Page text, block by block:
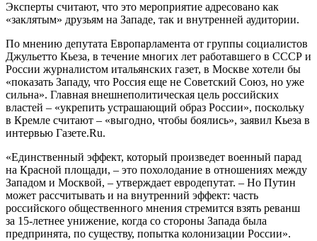
Эксперты считают, что это мероприятие адресовано как
«заклятым» друзьям на Западе, так и внутренней аудитории.
По мнению депутата Европарламента от группы социалистов
Джульетто Кьеза, в течение многих лет работавшего в СССР и
России журналистом итальянских газет, в Москве хотели бы
«показать Западу, что Россия еще не Советский Союз, но уже
сильна». Главная внешнеполитическая цель российских
властей – «укрепить устрашающий образ России», поскольку
в Кремле считают – «выгодно, чтобы боялись», заявил Кьеза в
интервью Газете.Ru.
«Единственный эффект, который произведет военный парад
на Красной площади, – это похолодание в отношениях между
Западом и Москвой, – утверждает евродепутат. – Но Путин
может рассчитывать и на внутренний эффект: часть
российского общественного мнения стремится взять реванш
за 15-летнее унижение, когда со стороны Запада была
предпринята, по существу, попытка колонизации России».